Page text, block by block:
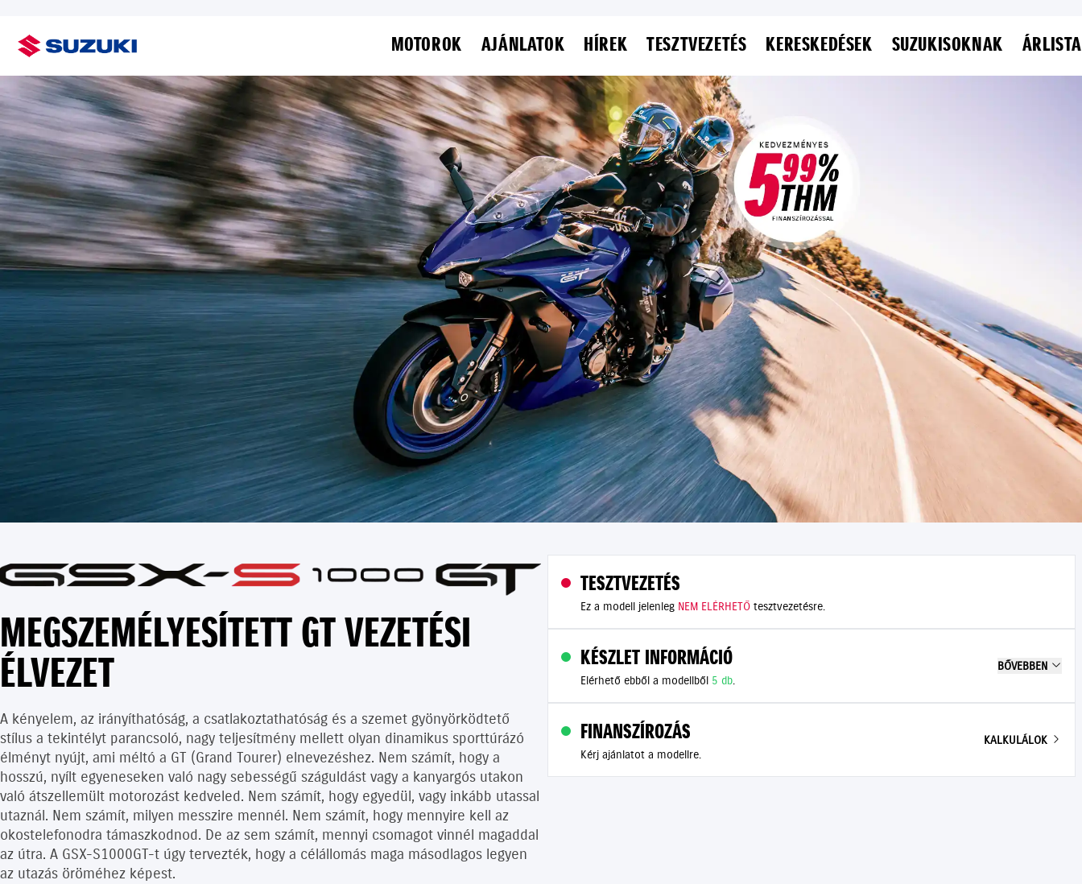
MOTOROK AJÁNLATOK HÍREK TESZTVEZETÉS KERESKEDÉSEK SUZUKISOKNAK ÁRLISTA
MEGSZEMÉLYESÍTETT GT VEZETÉSI
ÉLVEZET
A kényelem, az irányíthatóság, a csatlakoztathatóság és a szemet gyönyörködtető
stílus a tekintélyt parancsoló, nagy teljesítmény mellett olyan dinamikus sporttúrázó
élményt nyújt, ami méltó a GT (Grand Tourer) elnevezéshez. Nem számít, hogy a
hosszú, nyílt egyeneseken való nagy sebességű száguldást vagy a kanyargós utakon
való átszellemült motorozást kedveled. Nem számít, hogy egyedül, vagy inkább utassal
utaznál. Nem számít, milyen messzire mennél. Nem számít, hogy mennyire kell az
okostelefonodra támaszkodnod. De az sem számít, mennyi csomagot vinnél magaddal
az útra. A GSX-S1000GT-t úgy tervezték, hogy a célállomás maga másodlagos legyen
az utazás öröméhez képest.
TESZTVEZETÉS
Ez a modell jelenleg NEM ELÉRHETŐ tesztvezetésre.
KÉSZLET INFORMÁCIÓ
Elérhető ebből a modellből 5 db.
BŐVEBBEN
FINANSZÍROZÁS
Kérj ajánlatot a modellre.
KALKULÁLOK